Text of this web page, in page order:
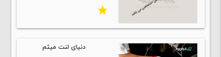
star
دنیای لنت میثم